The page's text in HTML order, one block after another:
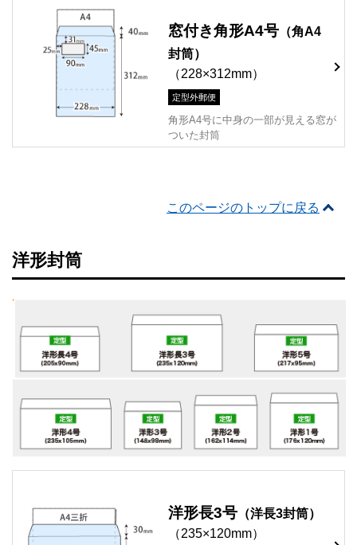
窓付き角形A4号 （角A4
封筒）
（228×312mm）
定型外郵便
角形A4号に中身の一部が見える窓が
ついた封筒
このページのトップに戻る
洋形封筒
洋形長3号 （洋長3封筒）
（235×120mm）